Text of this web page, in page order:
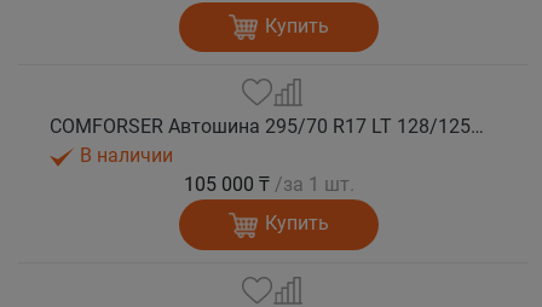
Купить
COMFORSER Автошина 295/70 R17 LT 128/125Q CF9000 R/T RWL 10PR лето
В наличии
105 000 ₸ /за 1 шт.
Купить